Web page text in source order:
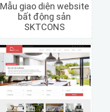
Chi tiết Xem trước
Mẫu giao diện website
bất động sản
SKTCONS